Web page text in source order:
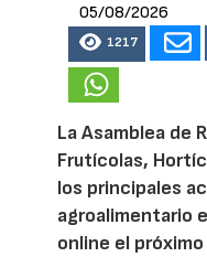
05/08/2026
1217
La Asamblea de
Frutícolas,
los principales
agroalimentario
online el